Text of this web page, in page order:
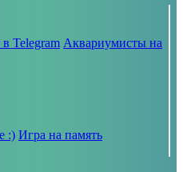
в Telegram Аквариумисты на
:) Игра на память